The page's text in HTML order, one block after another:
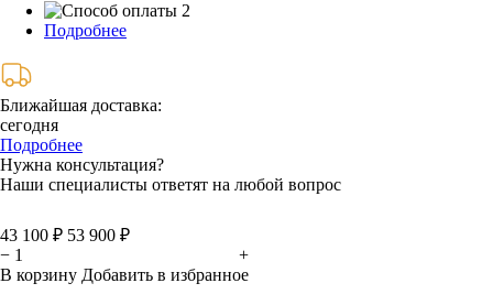
Подробнее
Ближайшая доставка:
сегодня
Подробнее
Нужна консультация?
Наши специалисты ответят на любой вопрос
43 100 ₽ 53 900 ₽
−
+
В корзину Добавить в избранное